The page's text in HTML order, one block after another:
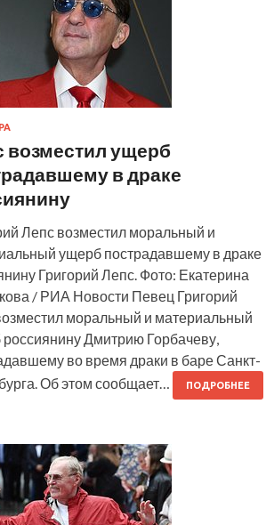
возместил ущерб
в драке
Лепс возместил моральный и
ущерб пострадавшему в драке
Григорий Лепс. Фото: Екатерина
/ РИА Новости Певец Григорий
моральный и материальный
Дмитрию Горбачеву,
во время драки в баре Санкт-
Об этом сообщает…
ПОДРОБНЕЕ